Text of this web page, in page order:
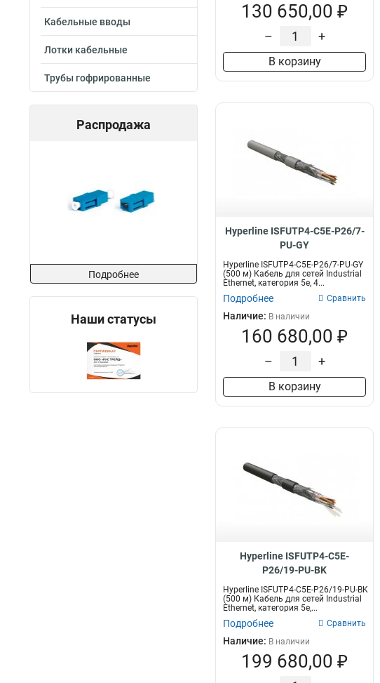
Кабельные вводы
Лотки кабельные
Трубы гофрированные
Распродажа
Подробнее
Наши статусы
130 650,00 ₽
– +
В корзину
Hyperline ISFUTP4-C5E-P26/7-
PU-GY
Hyperline ISFUTP4-C5E-P26/7-PU-GY
(500 м) Кабель для сетей Industrial
Ethernet, категория 5e, 4...
Подробнее Сравнить
Наличие: В наличии
160 680,00 ₽
– +
В корзину
Hyperline ISFUTP4-C5E-
P26/19-PU-BK
Hyperline ISFUTP4-C5E-P26/19-PU-BK
(500 м) Кабель для сетей Industrial
Ethernet, категория 5e,...
Подробнее Сравнить
Наличие: В наличии
199 680,00 ₽